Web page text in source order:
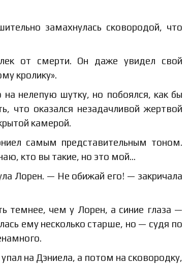
замахнулась сковородой, что
от смерти. Он даже увидел свой
кролику».
нелепую шутку, но побоялся, как бы
что оказался незадачливой жертвой
камерой.
самым представительным тоном.
кто вы такие, но это мой…
Лорен. — Не обижай его! — закричала
темнее, чем у Лорен, а синие глаза —
ему несколько старше, но — судя по
на Дэниела, а потом на сковородку,